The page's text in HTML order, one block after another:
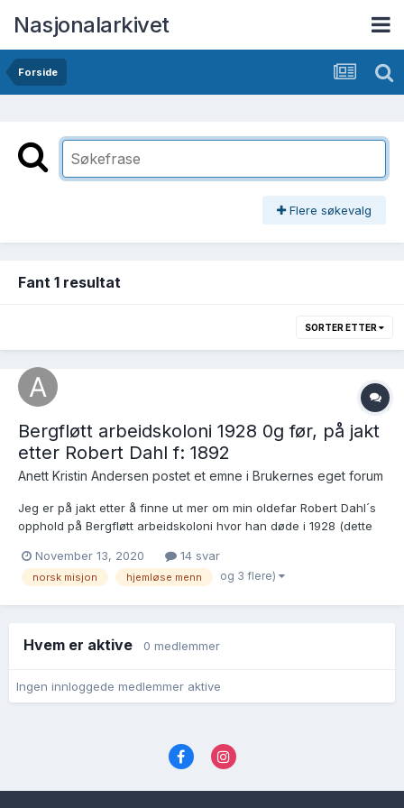
Nasjonalarkivet
Forside
Flere søkevalg
Fant 1 resultat
SORTER ETTER
Bergfløtt arbeidskoloni 1928 0g før, på jakt
etter Robert Dahl f: 1892
Anett Kristin Andersen postet et emne i Brukernes eget forum
Jeg er på jakt etter å finne ut mer om min oldefar Robert Dahl´s
opphold på Bergfløtt arbeidskoloni hvor han døde i 1928 (dette
disse lenkene og sendt inn forepørsel om de hadde noen journal
på ham fra den gang. Men de har ikke funne...
November 13, 2020 14 svar
norsk misjon hjemløse menn og 3 flere)
Hvem er aktive 0 medlemmer
Ingen innloggede medlemmer aktive